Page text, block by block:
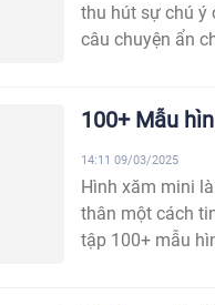
thu hút sự chú ý
câu chuyện ẩn
100+ Mẫu
Hình xăm mini
thân một cách
tập 100+ mẫu
14:11 09/03/2025